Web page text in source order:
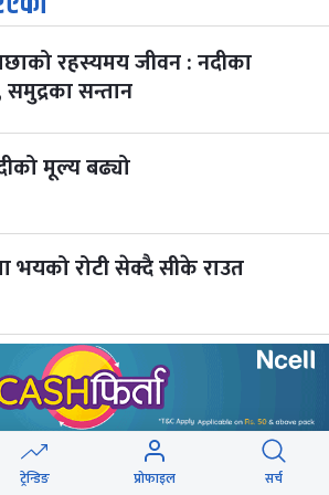
Mar 21, 2027
Mar 22, 2027
७ महिना बाँकी
रहस्यमय जीवन : नदीका
समुद्रका सन्तान
मूल्य बढ्यो
भयको रोटी सेक्दै सीके राउत
दायाँबायाँका जग्गामा लाग्ने विकास
बिन्दु बढाइँदै
तिम्सिनाजी- मार्क्सवाद देववाणी होइन,
ट्रेन्डिङ प्रोफाइल सर्च